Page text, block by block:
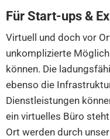
Für Start-ups &
Virtuell und doch vor
unkomplizierte
können. Die
ebenso die
Dienstleistungen
ein virtuelles Büro
Ort werden durch